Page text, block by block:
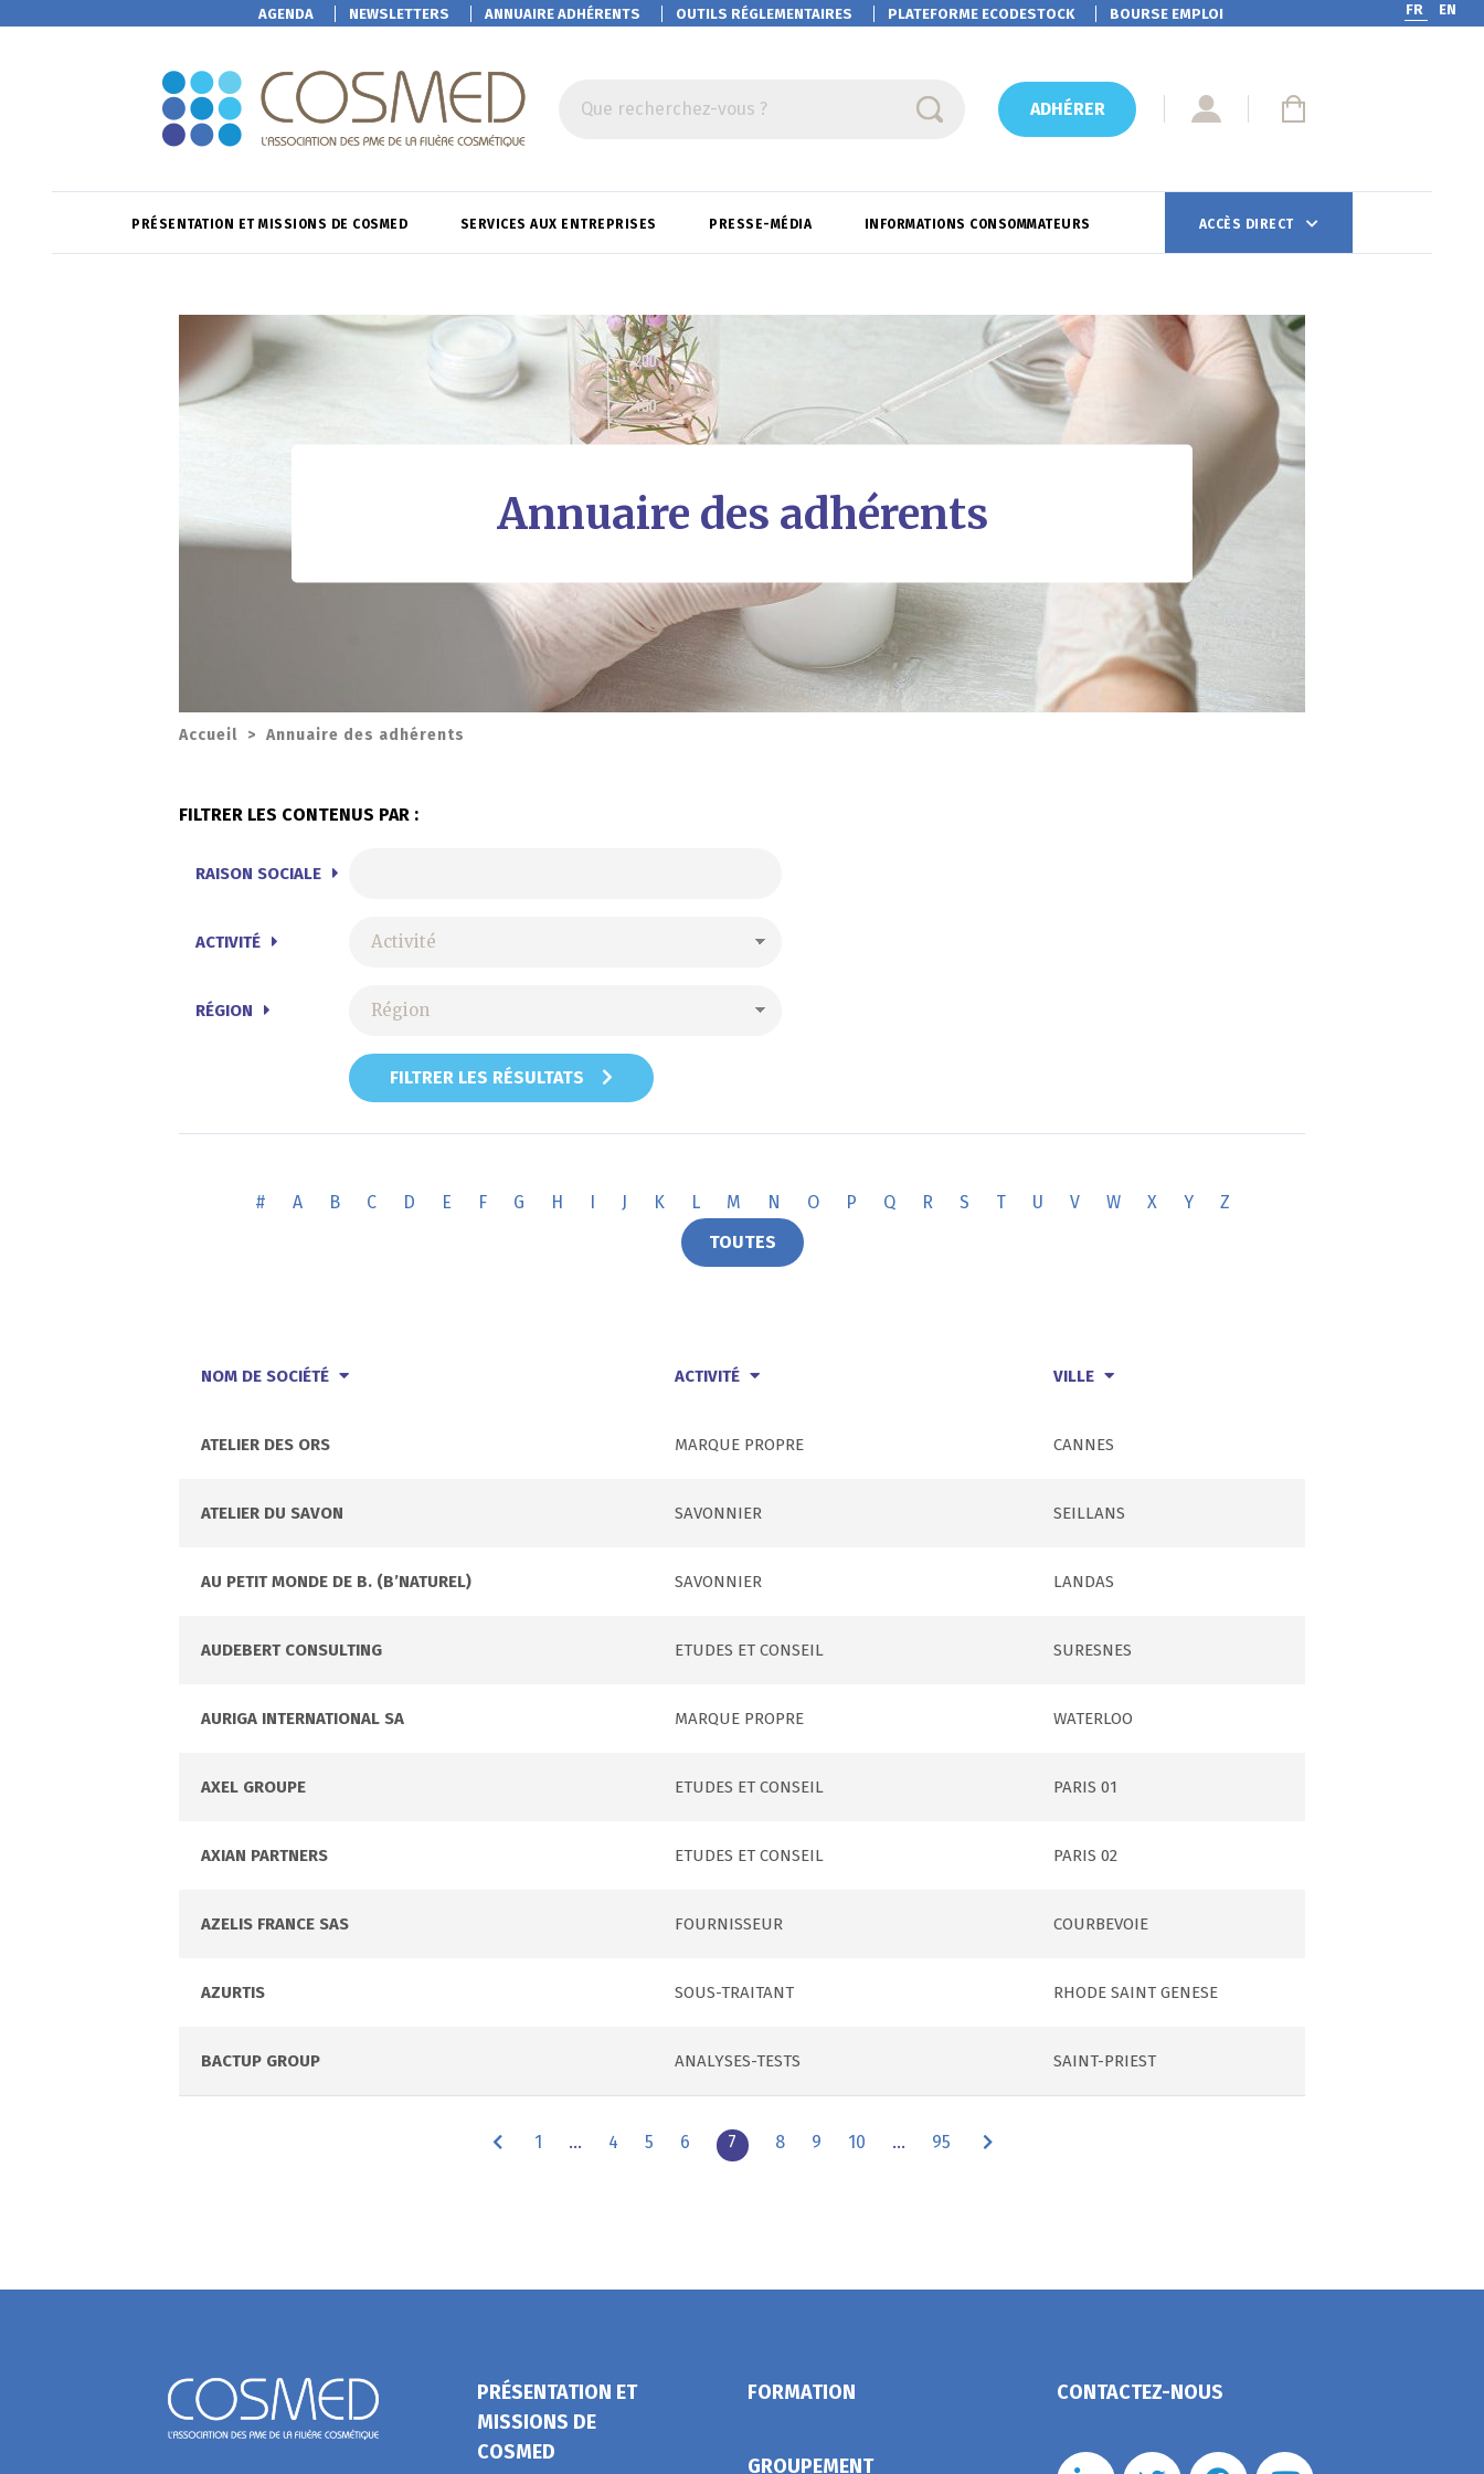
AGENDA NEWSLETTERS ANNUAIRE ADHÉRENTS OUTILS RÉGLEMENTAIRES PLATEFORMEECODESTOCK BOURSE EMPLOI FR EN
Que recherchez-vous ? ADHÉRER
PRÉSENTATION ET MISSIONS DE COSMED SERVICES AUX ENTREPRISES PRESSE-MÉDIA INFORMATIONS CONSOMMATEURS ACCÈS DIRECT
Annuaire des adhérents
Accueil > Annuaire des adhérents
FILTRER LES CONTENUS PAR :
RAISON SOCIALE
ACTIVITÉ
RÉGION
FILTRER LES RÉSULTATS
# A B C D E F G H I J K L M N O P Q R S T U V W X Y
Z
TOUTES
NOM DE SOCIÉTÉ ACTIVITÉ VILLE
ATELIER DES ORS MARQUE PROPRE CANNES
ATELIER DU SAVON SAVONNIER SEILLANS
AU PETIT MONDE DE B. (B’NATUREL) SAVONNIER LANDAS
AUDEBERT CONSULTING ETUDES ET CONSEIL SURESNES
AURIGA INTERNATIONAL SA MARQUE PROPRE WATERLOO
AXEL GROUPE ETUDES ET CONSEIL PARIS 01
AXIAN PARTNERS ETUDES ET CONSEIL PARIS 02
AZELIS FRANCE SAS FOURNISSEUR COURBEVOIE
AZURTIS SOUS-TRAITANT RHODE SAINT GENESE
BACTUP GROUP ANALYSES-TESTS SAINT-PRIEST
1 … 4 5 6 7 8 9 10 … 95
PRÉSENTATION ET
MISSIONS DE
COSMED
FORMATION
GROUPEMENT
CONTACTEZ-NOUS